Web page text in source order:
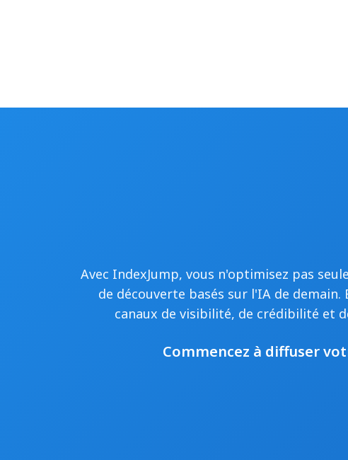
Avec IndexJump, vous n'optimisez pas
de découverte basés sur l'IA de
canaux de visibilité, de crédibilité et
Commencez à diffuser